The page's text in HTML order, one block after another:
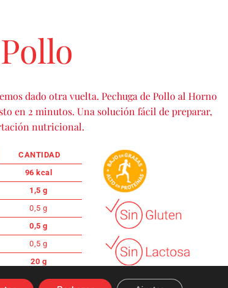
dado otra vuelta. Pechuga de Pollo al Horno
en 2 minutos. Una solución fácil de preparar,
nutricional.
CANTIDAD
96 kcal
1,5 g
0,5 g
0,5 g
0,5 g
20 g
1,9 g